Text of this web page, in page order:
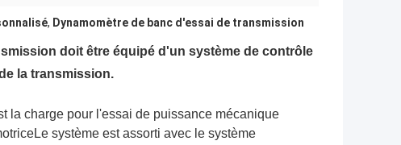
, Dynamomètre de banc d'essai de transmission
doit être équipé d'un système de contrôle
la transmission.
la charge pour l'essai de puissance mécanique
système est assorti avec le système